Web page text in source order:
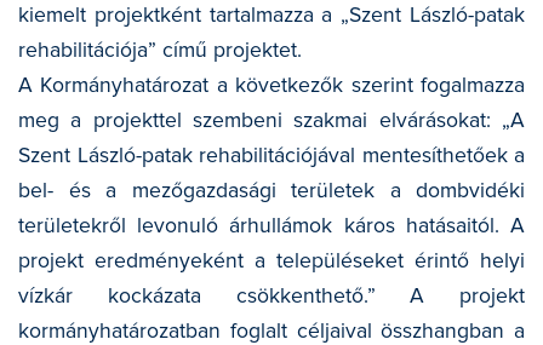
KÖZZÉTÉTELI KÖTELEZETTSÉG
KAPCSOLAT
ENG
kiemelt projektként tartalmazza a „Szent László-patak
rehabilitációja” című projektet.
A Kormányhatározat a következők szerint fogalmazza
meg a projekttel szembeni szakmai elvárásokat: „A
Szent László-patak rehabilitációjával mentesíthetőek a
bel- és a mezőgazdasági területek a dombvidéki
területekről levonuló árhullámok káros hatásaitól. A
projekt eredményeként a településeket érintő helyi
vízkár kockázata csökkenthető.” A projekt
kormányhatározatban foglalt céljaival összhangban a